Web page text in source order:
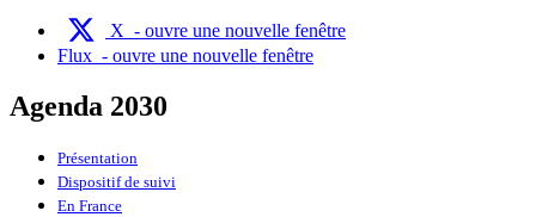
X - ouvre une nouvelle fenêtre
Flux - ouvre une nouvelle fenêtre
Agenda 2030
Présentation
Dispositif de suivi
En France